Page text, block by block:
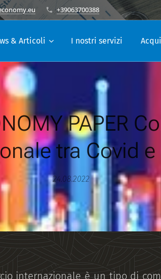
+39063700388
& Articoli I nostri servizi
PAPER
tra Covid e
24.08.2022
internazionale è un tipo di